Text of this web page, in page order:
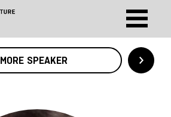
MORE SPEAKER